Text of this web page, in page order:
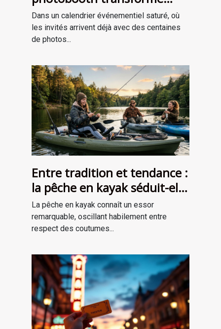
l’ambiance de votre
événement
Dans un calendrier événementiel saturé, où
les invités arrivent déjà avec des centaines
de photos...
Entre tradition et tendance :
la pêche en kayak séduit-elle
une nouvelle génération ?
La pêche en kayak connaît un essor
remarquable, oscillant habilement entre
respect des coutumes...